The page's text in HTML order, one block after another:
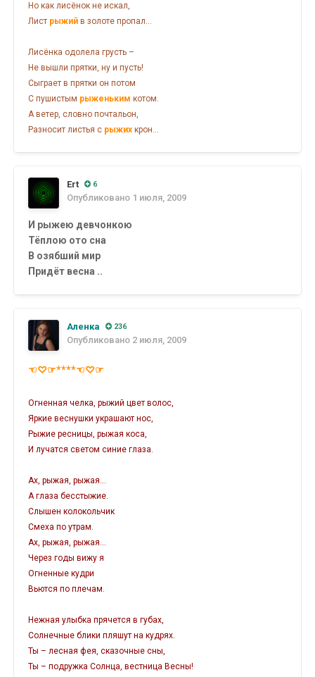
Но как лисёнок не искал,
Лист рыжий в золоте пропал...
Лисёнка одолела грусть –
Не вышли прятки, ну и пусть!
Сыграет в прятки он потом
С пушистым рыженьким котом.
А ветер, словно почтальон,
Разносит листья с рыжих крон...
Ert 6
Опубликовано 1 июля, 2009
И рыжею девчонкою
Тёплою ото сна
В озябший мир
Придёт весна ..
Аленка 236
Опубликовано 2 июля, 2009
☜♡☞****☜♡☞
Огненная челка, рыжий цвет волос,
Яркие веснушки украшают нос,
Рыжие ресницы, рыжая коса,
И лучатся светом синие глаза.
Ах, рыжая, рыжая...
А глаза бесстыжие.
Слышен колокольчик
Смеха по утрам.
Ах, рыжая, рыжая...
Через годы вижу я
Огненные кудри
Вьются по плечам.
Нежная улыбка прячется в губах,
Солнечные блики пляшут на кудрях.
Ты – лесная фея, сказочные сны,
Ты – подружка Солнца, вестница Весны!